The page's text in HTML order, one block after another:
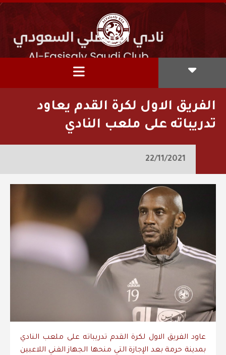
الفريق الاول لكرة القدم يعاود
تدريباته على ملعب النادي
22/11/2021
عاود الفريق الاول لكرة القدم تدريباته على ملعب النادي
بمدينة حرمة بعد الإجازة التي منحها الجهاز الفني اللاعبين